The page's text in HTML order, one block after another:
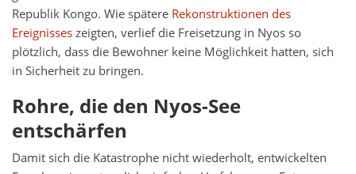
Republik Kongo. Wie spätere Rekonstruktionen des
Ereignisseszeigten, verlief die Freisetzung in Nyos so
plötzlich, dass die Bewohner keine Möglichkeit hatten, sich
in Sicherheit zu bringen.
Rohre, die den Nyos-See
entschärfen
Damit sich die Katastrophe nicht wiederholt, entwickelten